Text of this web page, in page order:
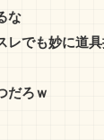
な
レでも妙に道
だろｗ